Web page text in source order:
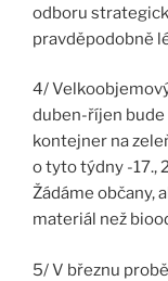
odboru
pravděpodobně
4/
duben-říjen
kontejner na
o tyto týdny -17.,
Žádáme občany,
materiál než
5/ V březnu